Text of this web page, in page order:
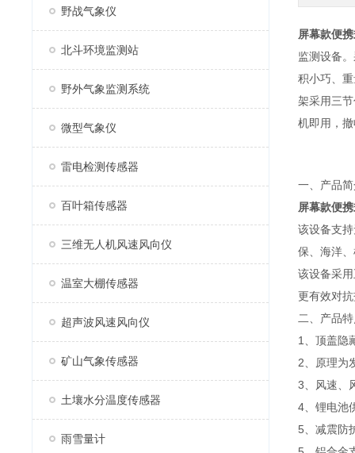
野战气象仪
北斗环境监测站
野外气象监测系统
微型气象仪
雷电检测传感器
百叶箱传感器
三维无人机风速风向仪
温室大棚传感器
超声波风速风向仪
矿山气象传感器
土壤水分温度传感器
雨雪量计
屏幕款便
监测设备
积小巧、
架采用三
机即用，
一、产品
屏幕款便
该设备支
保、海洋
该设备采
更有效对
二、产品
1、顶盖隐
2、原理为
3、风速、
4、锂电池
5、减震防